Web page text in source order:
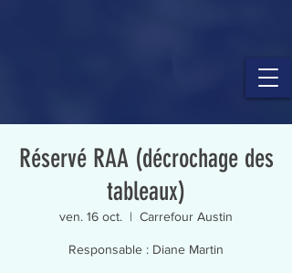
Réservé RAA (décrochage des
tableaux)
ven. 16 oct.
  |
Carrefour Austin
Responsable : Diane Martin